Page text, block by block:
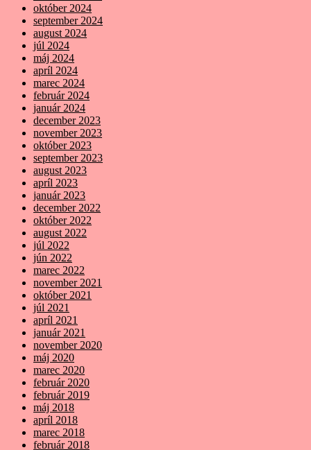
október 2024
september 2024
august 2024
júl 2024
máj 2024
apríl 2024
marec 2024
február 2024
január 2024
december 2023
november 2023
október 2023
september 2023
august 2023
apríl 2023
január 2023
december 2022
október 2022
august 2022
júl 2022
jún 2022
marec 2022
november 2021
október 2021
júl 2021
apríl 2021
január 2021
november 2020
máj 2020
marec 2020
február 2020
február 2019
máj 2018
apríl 2018
marec 2018
február 2018